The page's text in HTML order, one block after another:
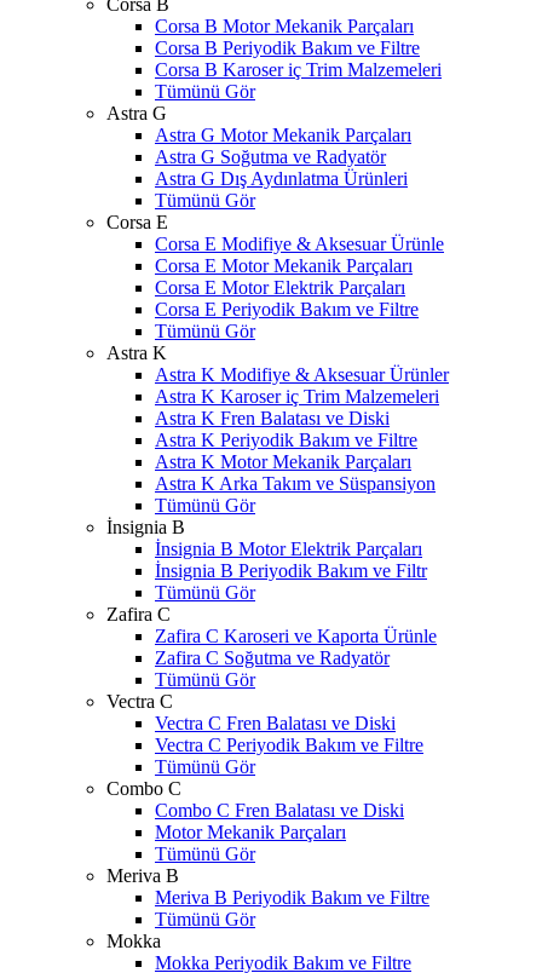
Corsa B
Corsa B Motor Mekanik Parçaları
Corsa B Periyodik Bakım ve Filtre
Corsa B Karoser iç Trim Malzemeleri
Tümünü Gör
Astra G
Astra G Motor Mekanik Parçaları
Astra G Soğutma ve Radyatör
Astra G Dış Aydınlatma Ürünleri
Tümünü Gör
Corsa E
Corsa E Modifiye & Aksesuar Ürünle
Corsa E Motor Mekanik Parçaları
Corsa E Motor Elektrik Parçaları
Corsa E Periyodik Bakım ve Filtre
Tümünü Gör
Astra K
Astra K Modifiye & Aksesuar Ürünler
Astra K Karoser iç Trim Malzemeleri
Astra K Fren Balatası ve Diski
Astra K Periyodik Bakım ve Filtre
Astra K Motor Mekanik Parçaları
Astra K Arka Takım ve Süspansiyon
Tümünü Gör
İnsignia B
İnsignia B Motor Elektrik Parçaları
İnsignia B Periyodik Bakım ve Filtr
Tümünü Gör
Zafira C
Zafira C Karoseri ve Kaporta Ürünle
Zafira C Soğutma ve Radyatör
Tümünü Gör
Vectra C
Vectra C Fren Balatası ve Diski
Vectra C Periyodik Bakım ve Filtre
Tümünü Gör
Combo C
Combo C Fren Balatası ve Diski
Motor Mekanik Parçaları
Tümünü Gör
Meriva B
Meriva B Periyodik Bakım ve Filtre
Tümünü Gör
Mokka
Mokka Periyodik Bakım ve Filtre